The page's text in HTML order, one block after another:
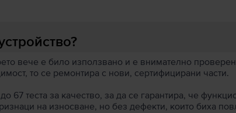
вече е било използвано и е внимателно
то се ремонтира с нови, сертифицирани части.
67 теста за качество, за да се гарантира, че
на износване, но без дефекти, които биха